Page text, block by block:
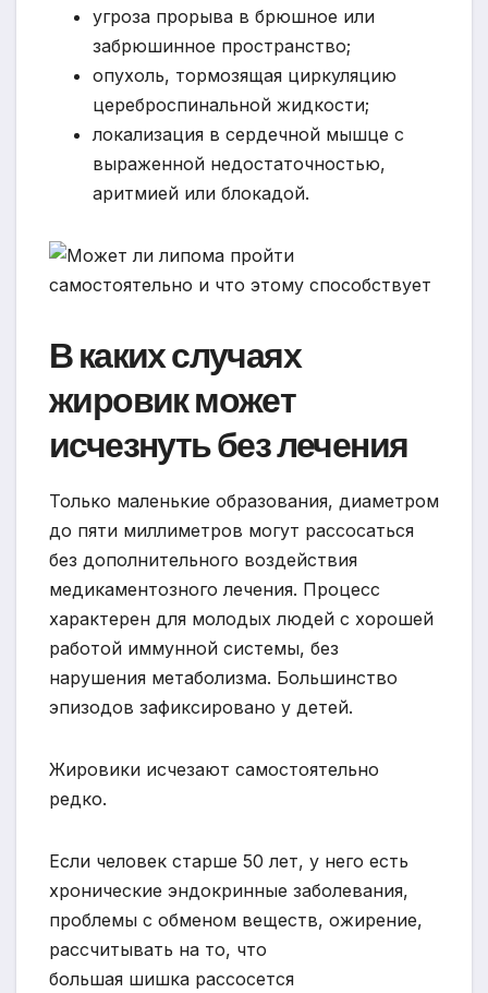
угроза прорыва в брюшное или
забрюшинное пространство;
опухоль, тормозящая циркуляцию
цереброспинальной жидкости;
локализация в сердечной мышце с
выраженной недостаточностью,
аритмией или блокадой.
В каких случаях
жировик может
исчезнуть без лечения
Только маленькие образования, диаметром
до пяти миллиметров могут рассосаться
без дополнительного воздействия
медикаментозного лечения. Процесс
характерен для молодых людей с хорошей
работой иммунной системы, без
нарушения метаболизма. Большинство
эпизодов зафиксировано у детей.
Жировики исчезают самостоятельно
редко.
Если человек старше 50 лет, у него есть
хронические эндокринные заболевания,
проблемы с обменом веществ, ожирение,
рассчитывать на то, что
большая шишка рассосется